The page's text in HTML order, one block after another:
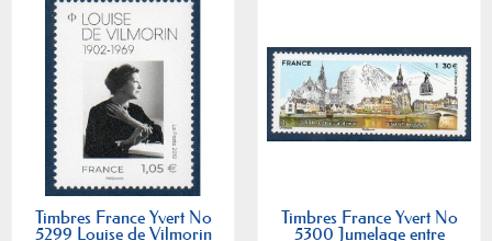
Timbres France Yvert No
5299 Louise de Vilmorin
Timbres France Yvert No
5300 Jumelage entre